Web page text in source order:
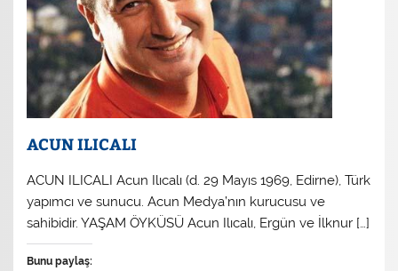
ACUN ILICALI
ACUN ILICALI Acun Ilıcalı (d. 29 Mayıs 1969, Edirne), Türk
yapımcı ve sunucu. Acun Medya’nın kurucusu ve
sahibidir. YAŞAM ÖYKÜSÜ Acun Ilıcalı, Ergün ve İlknur […]
Bunu paylaş: